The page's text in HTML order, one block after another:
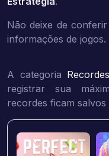
Não deixe de
informações de jogos.
A categoria Recordes
registrar sua
recordes ficam salvos